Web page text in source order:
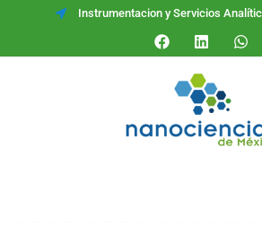
Instrumentacion y Servicios